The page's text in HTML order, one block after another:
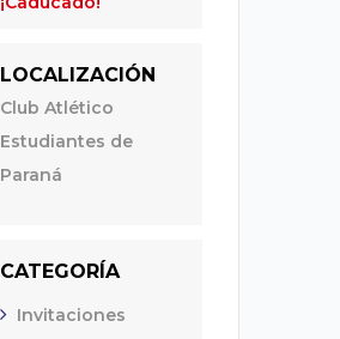
LOCALIZACIÓN
Club Atlético
Estudiantes de
Paraná
CATEGORÍA
Invitaciones